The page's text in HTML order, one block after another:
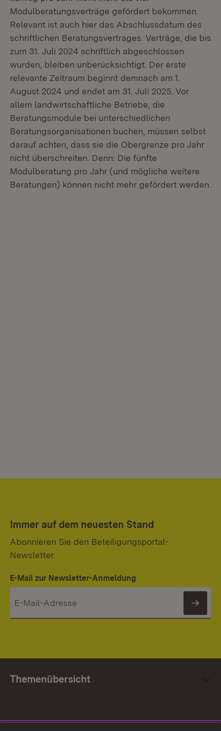
Modulberatungsverträge gefördert bekommen.
Relevant ist auch hier das Abschlussdatum des
schriftlichen Beratungsvertrages. Verträge, die bis
zum 31. Juli 2024 schriftlich abgeschlossen
wurden, bleiben unberücksichtigt. Der erste
relevante Zeitraum beginnt demnach am 1.
August 2024 und endet am 31. Juli 2025. Vor
allem landwirtschaftliche Betriebe, die
Beratungsmodule bei unterschiedlichen
Beratungsorganisationen buchen, müssen selbst
darauf achten, dass sie die Obergrenze pro Jahr
nicht überschreiten. Denn: Die fünfte
Modulberatung pro Jahr (und mögliche weitere
Beratungen) können nicht mehr gefördert werden.
Immer auf dem neuesten Stand
Abonnieren Sie den Beteiligungsportal-
Newsletter.
E-Mail zur Newsletter-Anmeldung
Themenübersicht